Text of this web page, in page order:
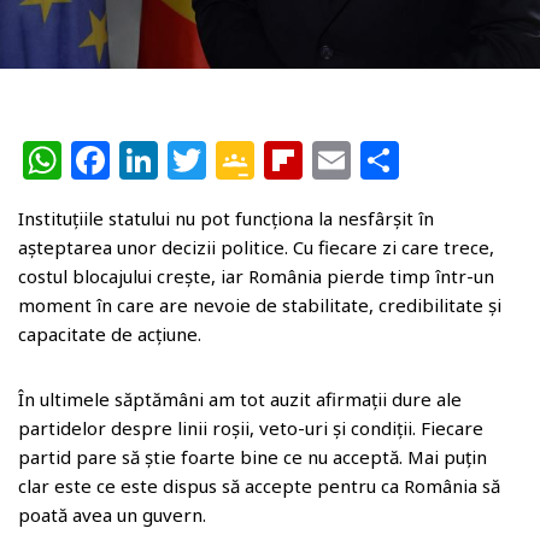
W
h
at
s
A
p
p
F
c
e
b
o
o
k
Li
n
k
e
dI
n
T
itt
e
r
G
o
gl
e
a
ss
r
o
Fl
ip
b
o
ar
E
m
ai
l
ar
ta
je
az
Instituțiile statului nu pot funcționa la nesfârșit în
așteptarea unor decizii politice. Cu fiecare zi care trece,
costul blocajului crește, iar România pierde timp într-un
moment în care are nevoie de stabilitate, credibilitate și
capacitate de acțiune.
În ultimele săptămâni am tot auzit afirmații dure ale
partidelor despre linii roșii, veto-uri și condiții. Fiecare
partid pare să știe foarte bine ce nu acceptă. Mai puțin
clar este ce este dispus să accepte pentru ca România să
poată avea un guvern.